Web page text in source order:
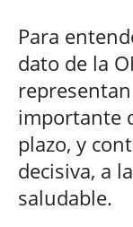
Para
dato de la
importante
plazo, y
decisiva, a
saludable.